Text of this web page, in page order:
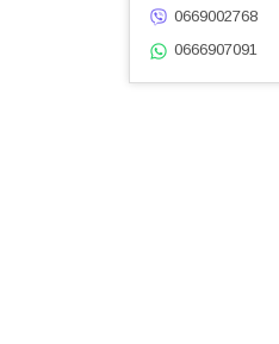
0669002768
0666907091